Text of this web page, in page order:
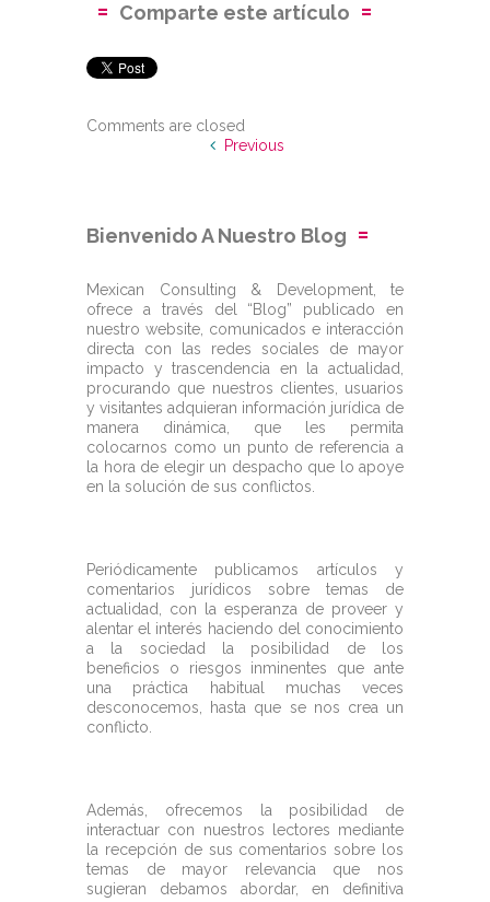
Comparte este artículo
Comments are closed
Previous
Bienvenido A Nuestro Blog
Mexican Consulting & Development, te
ofrece a través del “Blog” publicado en
nuestro website, comunicados e interacción
directa con las redes sociales de mayor
impacto y trascendencia en la actualidad,
procurando que nuestros clientes, usuarios
y visitantes adquieran información jurídica de
manera dinámica, que les permita
colocarnos como un punto de referencia a
la hora de elegir un despacho que lo apoye
en la solución de sus conflictos.
Periódicamente publicamos artículos y
comentarios jurídicos sobre temas de
actualidad, con la esperanza de proveer y
alentar el interés haciendo del conocimiento
a la sociedad la posibilidad de los
beneficios o riesgos inminentes que ante
una práctica habitual muchas veces
desconocemos, hasta que se nos crea un
conflicto.
Además, ofrecemos la posibilidad de
interactuar con nuestros lectores mediante
la recepción de sus comentarios sobre los
temas de mayor relevancia que nos
sugieran debamos abordar, en definitiva